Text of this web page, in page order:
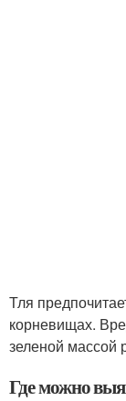
Тля
корневищах.
зеленой массой
Где можно